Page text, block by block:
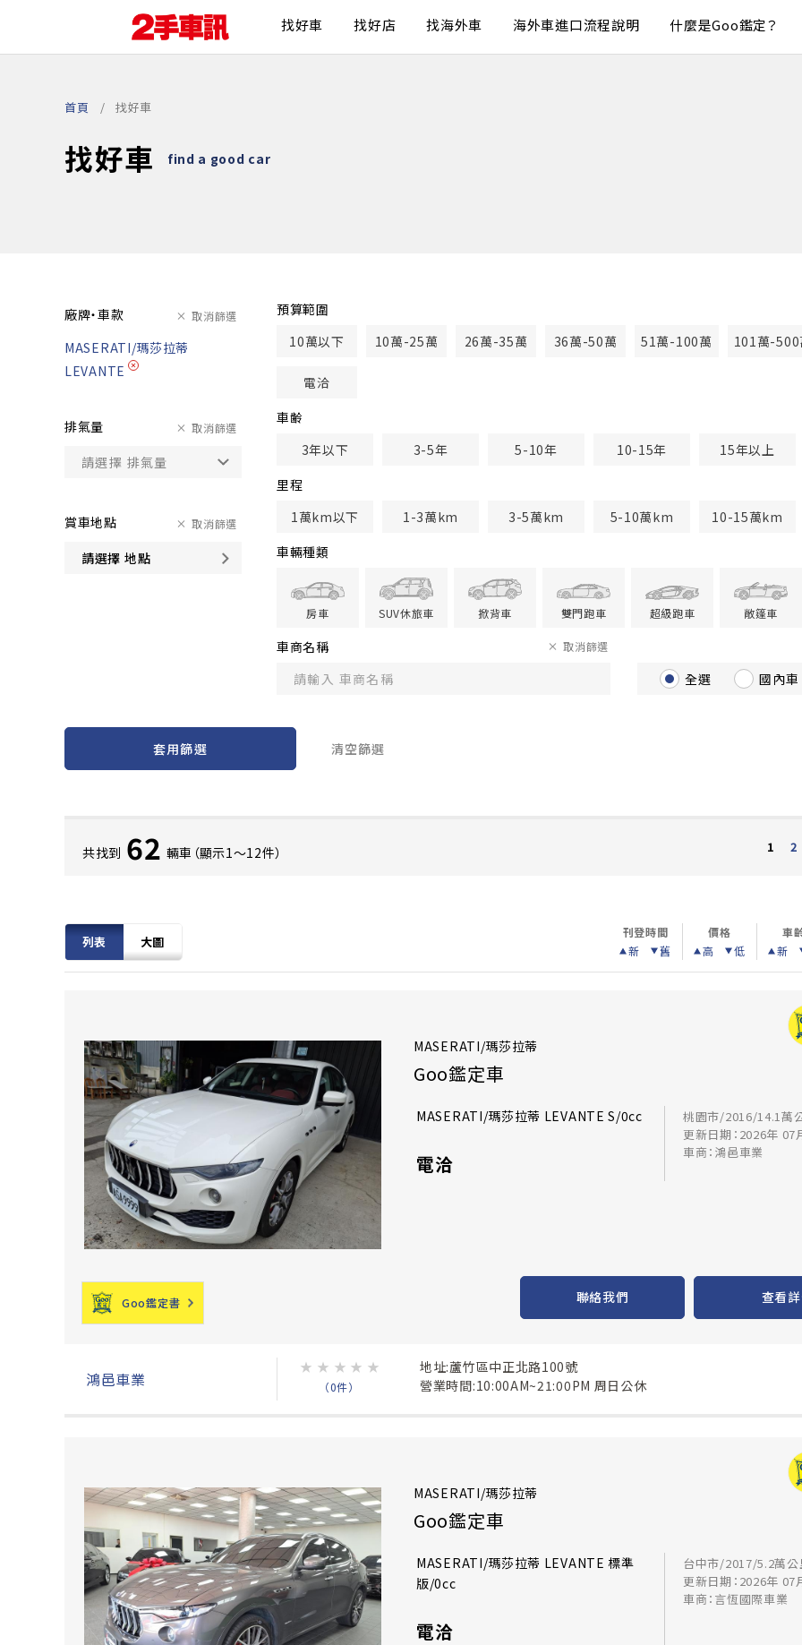
找好車 找好店 找海外車 海外車進口流程說明 什麼是Goo鑑定？
首頁 找好車
找好車 find a good car
廠牌・車款 取消篩選
MASERATI/瑪莎拉蒂
LEVANTE
排氣量 取消篩選
賞車地點
請選擇 地點
取消篩選
預算範圍
10萬以下
10萬-25萬 26萬-35萬 36萬-50萬 51萬-100萬 101萬-500
電洽
車齢
3年以下
3-5年 5-10年 10-15年
15年以上
里程
1萬km以下
1-3萬km 3-5萬km 5-10萬km
10-15萬km
車輛種類
房車 SUV休旅車 掀背車 雙門跑車 超級跑車 敞篷車
車商名稱 取消篩選
全選 國內車
套用篩選 清空篩選
共找到 62 輛車（顯示1〜12件） 1 2
列表 大圖
刊登時間
新
舊
價格
高
低
車
新
MASERATI/瑪莎拉蒂
Goo鑑定車
MASERATI/瑪莎拉蒂 LEVANTE S/0cc
電洽
桃園市/2016/14.1萬
更新日期：2026年 07
車商：鴻邑車業
Goo鑑定書 聯絡我們 查看
鴻邑車業
★ ★ ★ ★ ★
（0件）
地址:蘆竹區中正北路100號
營業時間:10:00AM~21:00PM 周日公休
MASERATI/瑪莎拉蒂
Goo鑑定車
MASERATI/瑪莎拉蒂 LEVANTE 標準
版/0cc
電洽
台中市/2017/5.2萬公
更新日期：2026年 07
車商：言恆國際車業